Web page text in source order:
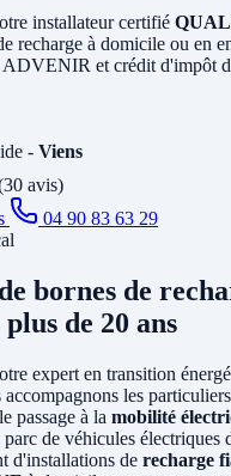
installateur certifié
recharge à domicile ou en
ADVENIR et crédit d'impôt
- Viens
avis)
04 90 83 63 29
bornes de
de 20 ans
expert en transition
accompagnons les
passage à la mobilité
de véhicules électriques
d'installations de recharge